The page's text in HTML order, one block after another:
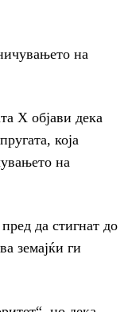
на
X објави дека
која
на
да стигнат до
земајќи ги